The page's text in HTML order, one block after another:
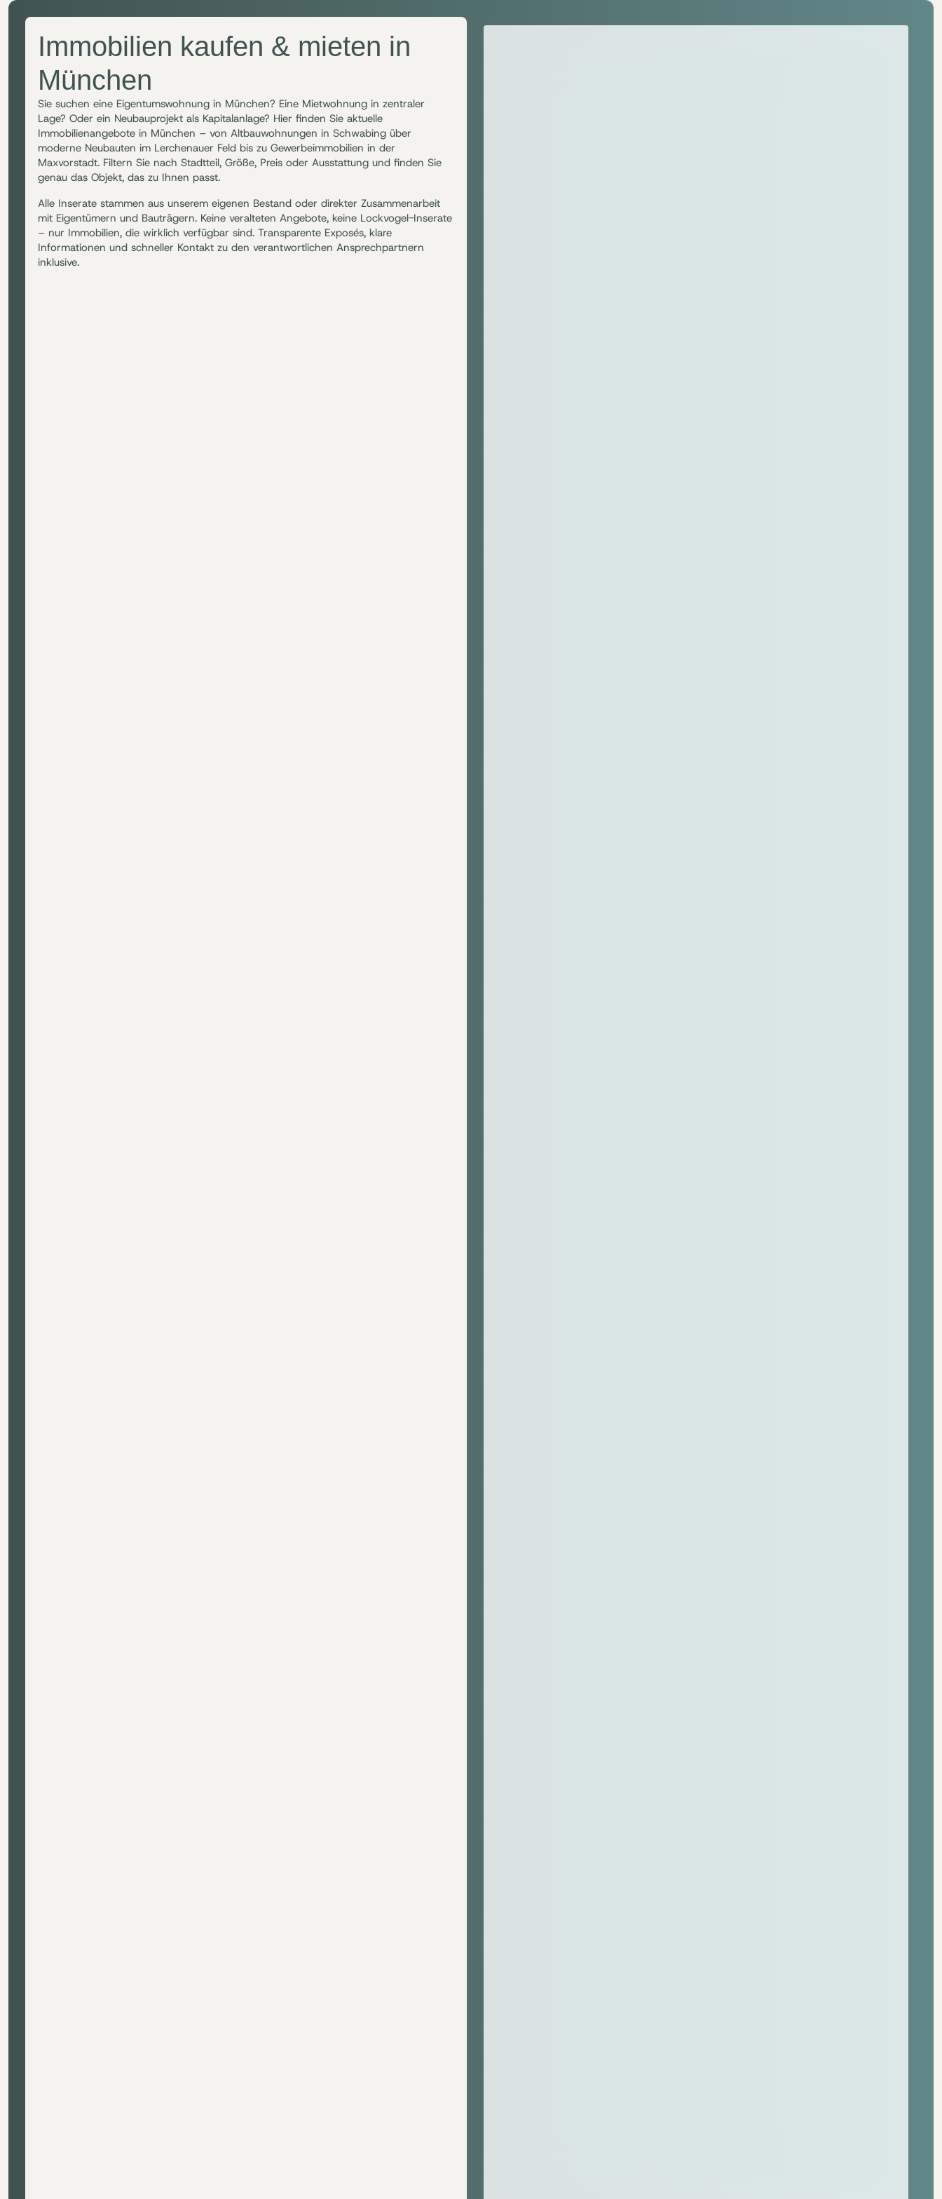
Immobilien kaufen & mieten in
München
Sie suchen eine Eigentumswohnung in München? Eine Mietwohnung in zentraler
Lage? Oder ein Neubauprojekt als Kapitalanlage? Hier finden Sie aktuelle
Immobilienangebote in München – von Altbauwohnungen in Schwabing über
moderne Neubauten im Lerchenauer Feld bis zu Gewerbeimmobilien in der
Maxvorstadt. Filtern Sie nach Stadtteil, Größe, Preis oder Ausstattung und finden Sie
genau das Objekt, das zu Ihnen passt.
Alle Inserate stammen aus unserem eigenen Bestand oder direkter Zusammenarbeit
mit Eigentümern und Bauträgern. Keine veralteten Angebote, keine Lockvogel-Inserate
– nur Immobilien, die wirklich verfügbar sind. Transparente Exposés, klare
Informationen und schneller Kontakt zu den verantwortlichen Ansprechpartnern
inklusive.